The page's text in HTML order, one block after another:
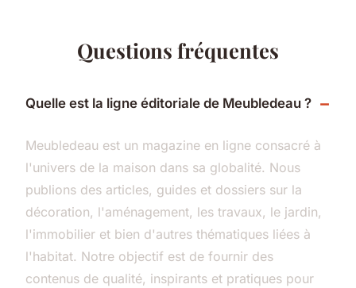
Questions fréquentes
Quelle est la ligne éditoriale de Meubledeau ?
Meubledeau est un magazine en ligne consacré à
l'univers de la maison dans sa globalité. Nous
publions des articles, guides et dossiers sur la
décoration, l'aménagement, les travaux, le jardin,
l'immobilier et bien d'autres thématiques liées à
l'habitat. Notre objectif est de fournir des
contenus de qualité, inspirants et pratiques pour